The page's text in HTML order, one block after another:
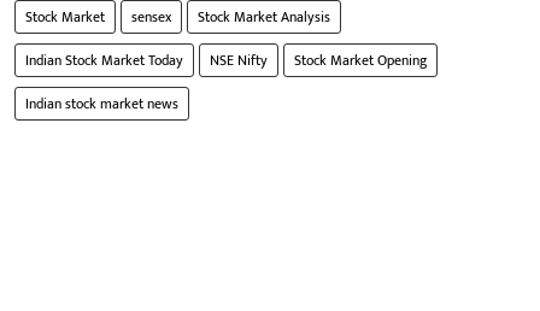
Stock Market sensex
Stock Market Analysis
Indian Stock Market Today
NSE Nifty
Stock Market Opening
Indian stock market news